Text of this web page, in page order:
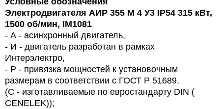
Электродвигателя АИР 355 М 4 У3 IP54 315 кВт,
1500 об/мин, IM1081
- А - асинхронный двигатель,
- И - двигатель разработан в рамках
Интерэлектро,
- Р - привязка мощностей к установочным
размерам в соответствии с ГОСТ Р 51689,
(С - изготавливаемые по евростандарту DIN (
CENELEK));